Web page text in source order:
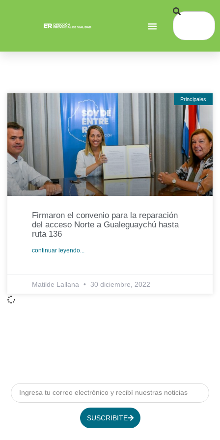
Principales
Firmaron el convenio para la reparación
del acceso Norte a Gualeguaychú hasta
ruta 136
continuar leyendo...
Matilde Lallana 30 diciembre, 2022
SUSCRIBITE